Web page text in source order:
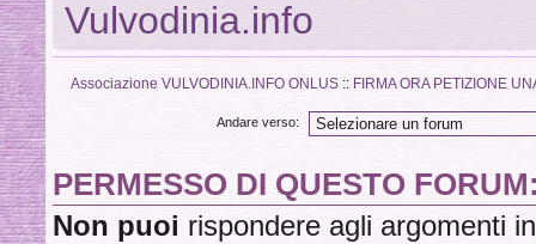
Vulvodinia.info
Associazione VULVODINIA.INFO ONLUS :: FIRMA ORA PETIZIONE
Andare verso:
PERMESSO DI QUESTO
Non puoi rispondere agli argomenti